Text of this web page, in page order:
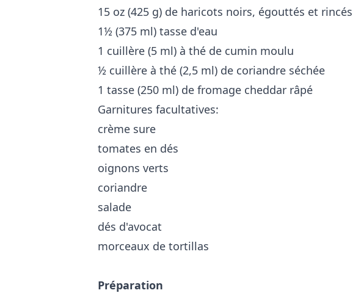
15 oz (425 g) de haricots noirs, égouttés et rincés
1½ (375 ml) tasse d'eau
1 cuillère (5 ml) à thé de cumin moulu
½ cuillère à thé (2,5 ml) de coriandre séchée
1 tasse (250 ml) de fromage cheddar râpé
Garnitures facultatives:
crème sure
tomates en dés
oignons verts
coriandre
salade
dés d'avocat
morceaux de tortillas
Préparation